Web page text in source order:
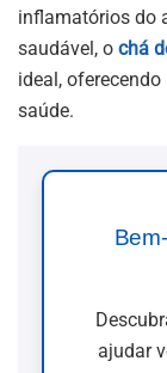
inflamatórios do
saudável, o chá
ideal,
saúde.
ajudar